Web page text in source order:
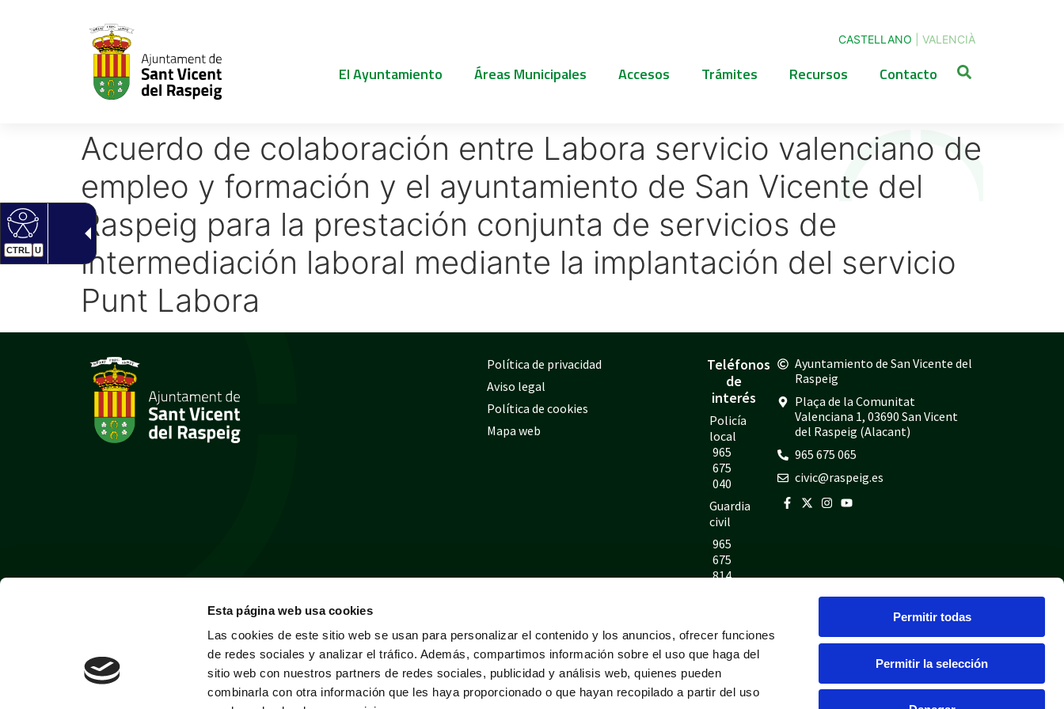
CTRL U
Esta página web usa cookies
Las cookies de este sitio web se usan para personalizar el contenido y los anuncios, ofrecer funciones
de redes sociales y analizar el tráfico. Además, compartimos información sobre el uso que haga del
sitio web con nuestros partners de redes sociales, publicidad y análisis web, quienes pueden
combinarla con otra información que les haya proporcionado o que hayan recopilado a partir del uso
Permitir todas
Permitir la selección
CASTELLANO VALENCIÀ
El Ayuntamiento Áreas Municipales Accesos Trámites Recursos Contacto
Acuerdo de colaboración entre Labora servicio valenciano de
empleo y formación y el ayuntamiento de San Vicente del
Raspeig para la prestación conjunta de servicios de
intermediación laboral mediante la implantación del servicio
Punt Labora
Política de privacidad
Aviso legal
Política de cookies
Mapa web
Teléfonos
de
interés
Policía
local
965
675
040
Guardia
civil
965
675
814
675
697
Ayuntamiento de San Vicente del
Raspeig
Plaça de la Comunitat
Valenciana 1, 03690 San Vicent
del Raspeig (Alacant)
965 675 065
civic@raspeig.es